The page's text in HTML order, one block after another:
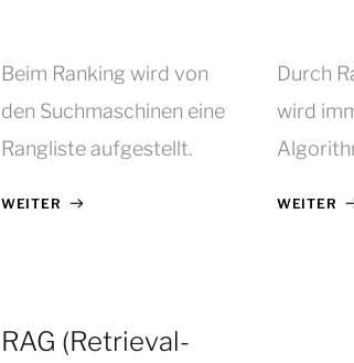
Beim Ranking wird von
den Suchmaschinen eine
Rangliste aufgestellt.
WEITER
Durch
wird
WEITER
RAG (Retrieval-